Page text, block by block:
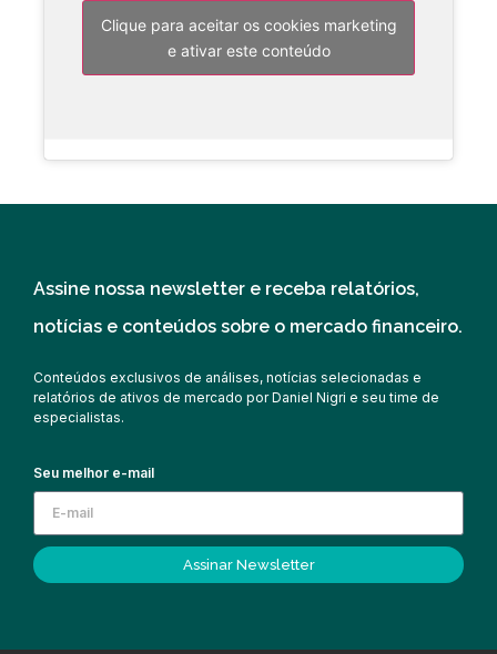
Clique para aceitar os cookies marketing
e ativar este conteúdo
Assine nossa newsletter e receba relatórios,
notícias e conteúdos sobre o mercado financeiro.
Conteúdos exclusivos de análises, notícias selecionadas e
relatórios de ativos de mercado por Daniel Nigri e seu time de
especialistas.
Seu melhor e-mail
Assinar Newsletter